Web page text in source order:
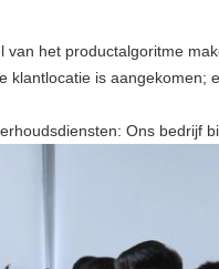
van het productalgoritme
klantlocatie is
Ons bedrijf